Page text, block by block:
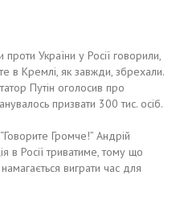
України у Росії говорили,
в Кремлі, як завжди, збрехали.
Путін оголосив про
призвати 300 тис. осіб.
Громче!” Андрій
в Росії триватиме, тому що
виграти час для